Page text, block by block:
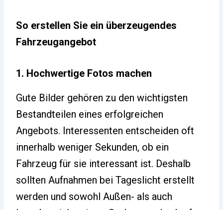
So erstellen Sie ein überzeugendes
Fahrzeugangebot
1. Hochwertige Fotos machen
Gute Bilder gehören zu den wichtigsten
Bestandteilen eines erfolgreichen
Angebots. Interessenten entscheiden oft
innerhalb weniger Sekunden, ob ein
Fahrzeug für sie interessant ist. Deshalb
sollten Aufnahmen bei Tageslicht erstellt
werden und sowohl Außen- als auch